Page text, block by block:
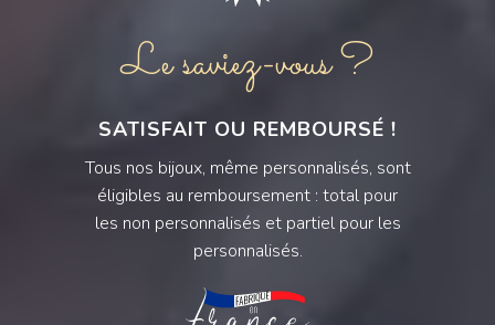
Le saviez-vous ?
SATISFAIT OU REMBOURSÉ !
Tous nos bijoux, même personnalisés, sont
éligibles au remboursement : total pour
les non personnalisés et partiel pour les
personnalisés.